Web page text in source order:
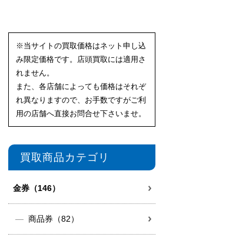
※当サイトの買取価格はネット申し込
み限定価格です。店頭買取には適用さ
れません。
また、各店舗によっても価格はそれぞ
れ異なりますので、お手数ですがご利
用の店舗へ直接お問合せ下さいませ。
買取商品カテゴリ
金券（146）
商品券（82）